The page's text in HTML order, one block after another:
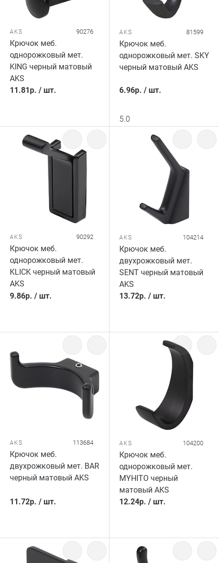
AKS 90276
Крючок меб.
однорожковый мет.
KING черный матовый
AKS
11.81р. / шт.
AKS 81599
Крючок меб.
однорожковый мет. SKY
черный матовый AKS
6.96р. / шт.
5.0
AKS 90292
Крючок меб.
однорожковый мет.
KLICK черный матовый
AKS
9.86р. / шт.
AKS 104214
Крючок меб.
двухрожковый мет.
SENT черный матовый
AKS
13.72р. / шт.
AKS 113684
Крючок меб.
двухрожковый мет. BAR
черный матовый AKS
11.72р. / шт.
AKS 104200
Крючок меб.
однорожковый мет.
MYHITO черный
матовый AKS
12.24р. / шт.